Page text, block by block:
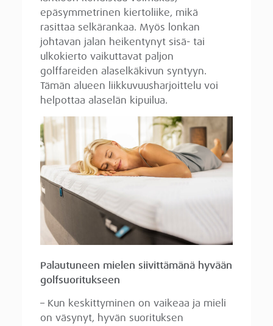
epäsymmetrinen kiertoliike, mikä
rasittaa selkärankaa. Myös lonkan
johtavan jalan heikentynyt sisä- tai
ulkokierto vaikuttavat paljon
golffareiden alaselkäkivun syntyyn.
Tämän alueen liikkuvuusharjoittelu voi
helpottaa alaselän kipuilua.
Palautuneen mielen siivittämänä hyvään
golfsuoritukseen
– Kun keskittyminen on vaikeaa ja mieli
on väsynyt, hyvän suorituksen